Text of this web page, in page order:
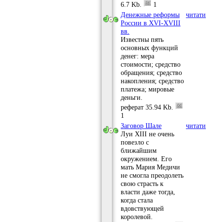
6.7 Kb.
1
Денежные реформы
России в XVI-XVIII
вв.
Известны пять
основных функций
денег: мера
стоимости; средство
обращения; средство
накопления; средство
платежа; мировые
деньги.
реферат 35.94 Kb.
1
читати
Заговор Шале
Луи XIII не очень
повезло с
ближайшим
окружением. Его
мать Мария Медичи
не смогла преодолеть
свою страсть к
власти даже тогда,
когда стала
вдовствующей
королевой.
читати